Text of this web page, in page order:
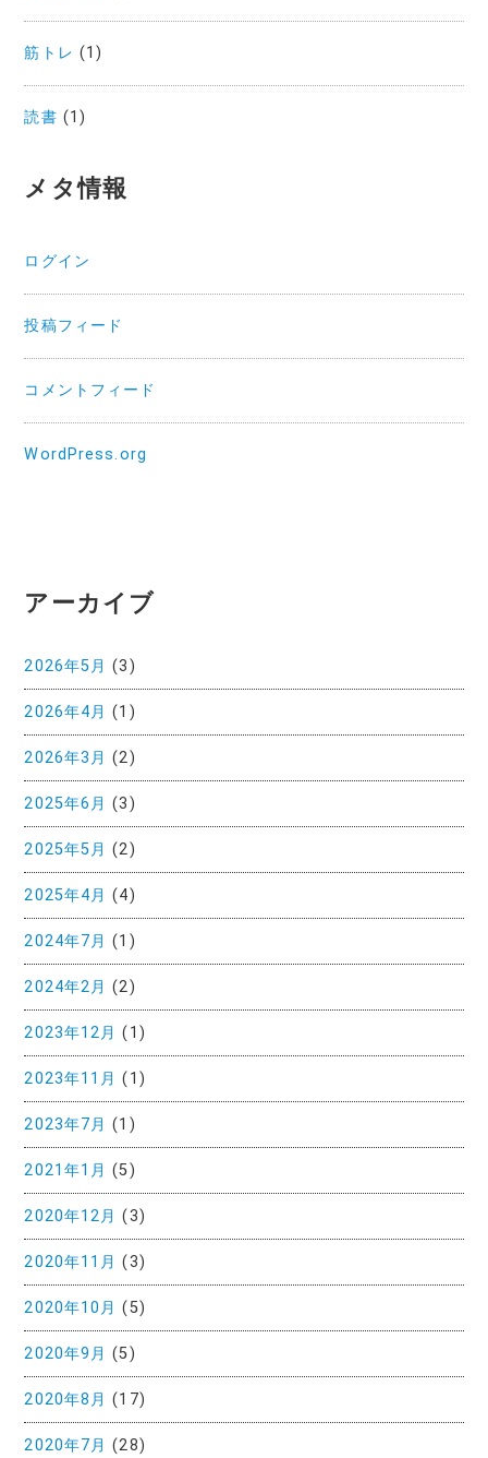
筋トレ (1)
読書 (1)
メタ情報
ログイン
投稿フィード
コメントフィード
WordPress.org
アーカイブ
2026年5月 (3)
2026年4月 (1)
2026年3月 (2)
2025年6月 (3)
2025年5月 (2)
2025年4月 (4)
2024年7月 (1)
2024年2月 (2)
2023年12月 (1)
2023年11月 (1)
2023年7月 (1)
2021年1月 (5)
2020年12月 (3)
2020年11月 (3)
2020年10月 (5)
2020年9月 (5)
2020年8月 (17)
2020年7月 (28)